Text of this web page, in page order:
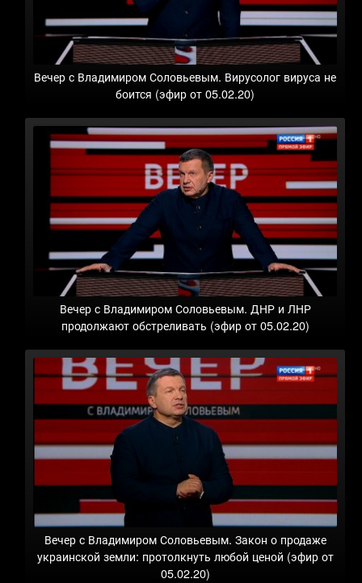
Вечер с Владимиром Соловьевым. Вирусолог вируса не
боится (эфир от 05.02.20)
Вечер с Владимиром Соловьевым. ДНР и ЛНР
продолжают обстреливать (эфир от 05.02.20)
Вечер с Владимиром Соловьевым. Закон о продаже
украинской земли: протолкнуть любой ценой (эфир от
05.02.20)